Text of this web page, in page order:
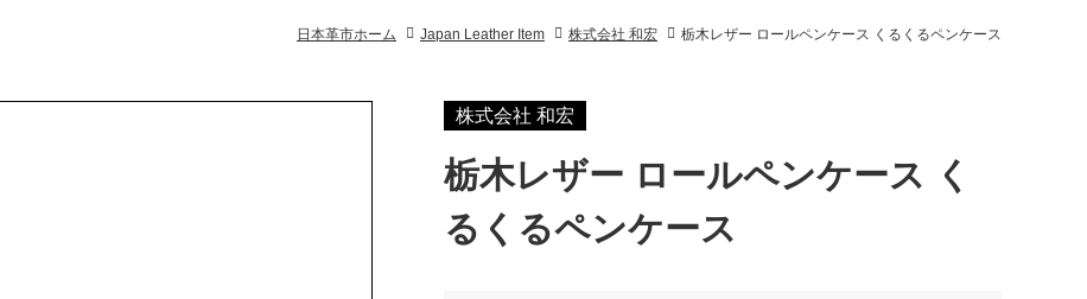
日本革市ホーム Japan Leather Item 株式会社 和宏 栃木レザー ロールペンケース くるくるペンケース
株式会社 和宏
栃木レザー ロールペンケース く
るくるペンケース